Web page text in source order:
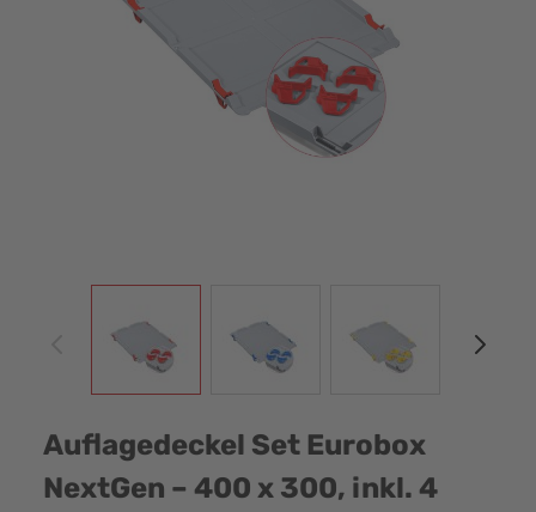
Auflagedeckel Set Eurobox
NextGen – 400 x 300, inkl. 4